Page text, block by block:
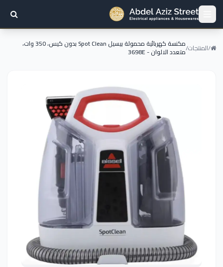
/المنتجات/ مكنسة كهربائية محمولة بيسيل Spot Clean بدون كيس، 350 وات،
متعدد الالوان - 3698E